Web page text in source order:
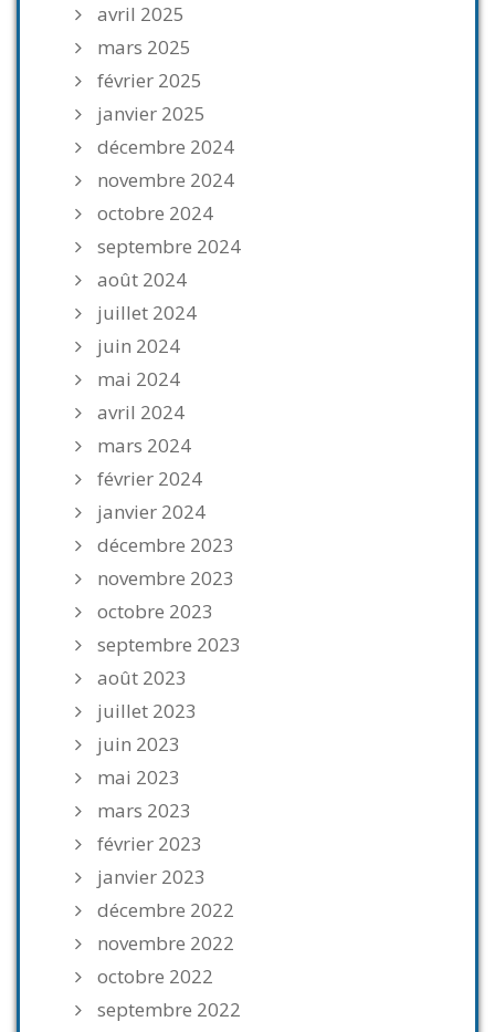
avril 2025
mars 2025
février 2025
janvier 2025
décembre 2024
novembre 2024
octobre 2024
septembre 2024
août 2024
juillet 2024
juin 2024
mai 2024
avril 2024
mars 2024
février 2024
janvier 2024
décembre 2023
novembre 2023
octobre 2023
septembre 2023
août 2023
juillet 2023
juin 2023
mai 2023
mars 2023
février 2023
janvier 2023
décembre 2022
novembre 2022
octobre 2022
septembre 2022